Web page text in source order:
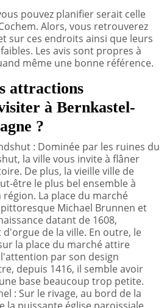
pouvez planifier serait celle
Alors, vous retrouverez
sur ces endroits ainsi que leurs
Les avis sont propres à
même une bonne référence.
attractions
à Bernkastel-
?
: Dominée par les ruines du
la ville vous invite à flâner
De plus, la vieille ville de
être le plus bel ensemble à
région. La place du marché
Michael Brunnen et
datant de 1608,
de la ville. En outre, le
la place du marché attire
par son design
depuis 1416, il semble avoir
base beaucoup trop petite.
: Sur le rivage, au bord de la